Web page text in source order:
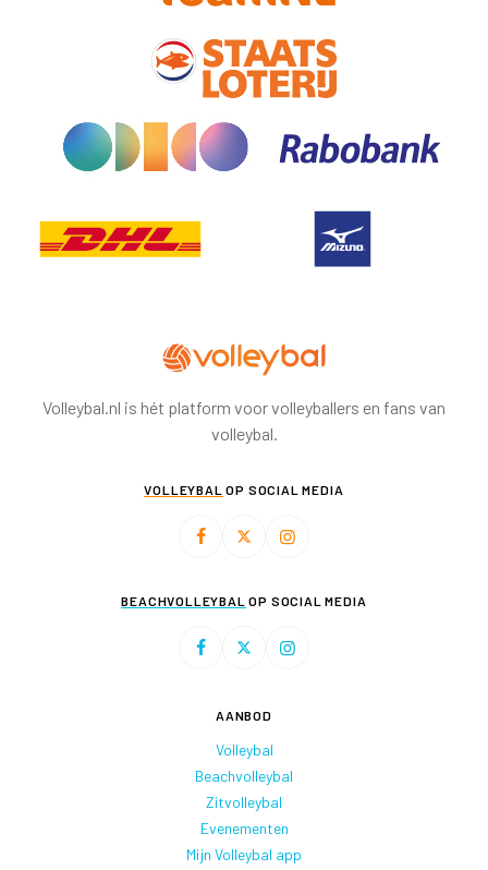
Volleybal.nl is hét platform voor volleyballers en fans van
volleybal.
VOLLEYBAL OP SOCIAL MEDIA
BEACHVOLLEYBAL OP SOCIAL MEDIA
AANBOD
Volleybal
Beachvolleybal
Zitvolleybal
Evenementen
Mijn Volleybal app